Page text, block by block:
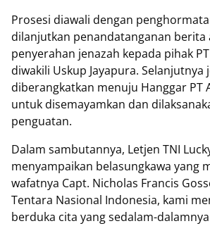
Prosesi diawali dengan
dilanjutkan penandatanganan berita
penyerahan jenazah kepada pihak
diwakili Uskup Jayapura. Selanjutnya
diberangkatkan menuju Hanggar PT
untuk disemayamkan dan
penguatan.
Dalam sambutannya, Letjen TNI
menyampaikan belasungkawa yang
wafatnya Capt. Nicholas Francis
Tentara Nasional Indonesia, kami
berduka cita yang sedalam-